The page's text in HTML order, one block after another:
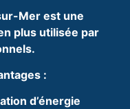
Mer est une
plus utilisée par
:
d’énergie